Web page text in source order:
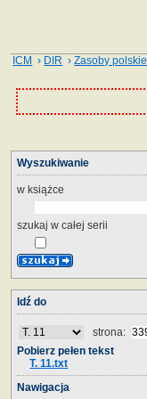
ICM › DIR ›Zasoby polskie
Wyszukiwanie
w książce
szukaj w całej serii
Idź do
strona:
Pobierz pełen tekst
T. 11.txt
Nawigacja